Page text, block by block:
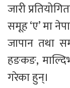
जारी
समूह ‘ए’ मा
जापान तथा
हङकङ,
गरेका हुन्।